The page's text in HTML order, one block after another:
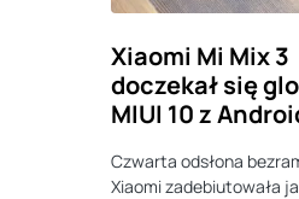
Xiaomi Mi Mix 3
doczekał się
MIUI 10 z
Czwarta odsłona
Xiaomi zadebiutowała